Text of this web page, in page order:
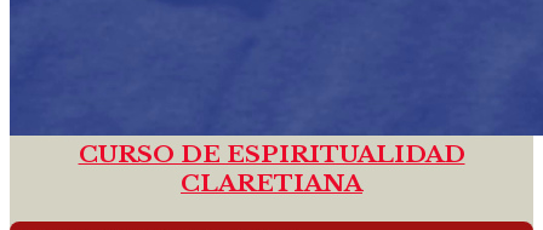
CURSO DE ESPIRITUALIDAD
CLARETIANA